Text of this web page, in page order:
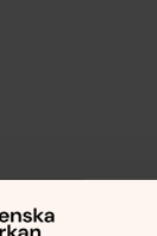
sidans